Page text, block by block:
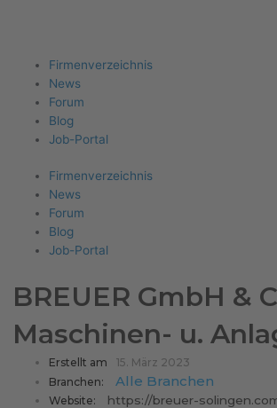
Menu
Firmenverzeichnis
News
Forum
Blog
Job-Portal
Firmenverzeichnis
News
Forum
Blog
Job-Portal
BREUER GmbH &
Maschinen- u.
Erstellt am
15. März 2023
Branchen:
Alle Branchen
Website: https://breuer-